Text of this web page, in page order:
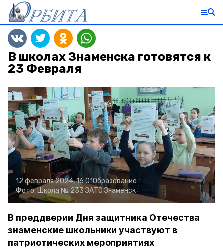
В школах Знаменска готовятся к
23 Февраля
12 февраля 2024, 16:01Образование
Фото:Школа № 233 ЗАТО Знаменск
В преддверии Дня защитника Отечества
знаменские школьники участвуют в
патриотических мероприятиях